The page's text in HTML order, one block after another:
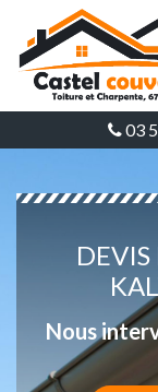
03
DEVIS
Nous